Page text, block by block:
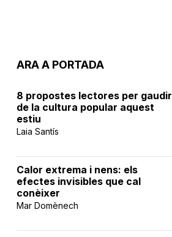
ARA A PORTADA
8 propostes lectores per gaudir
de la cultura popular aquest
estiu
Laia Santís
Calor extrema i nens: els
efectes invisibles que cal
conèixer
Mar Domènech